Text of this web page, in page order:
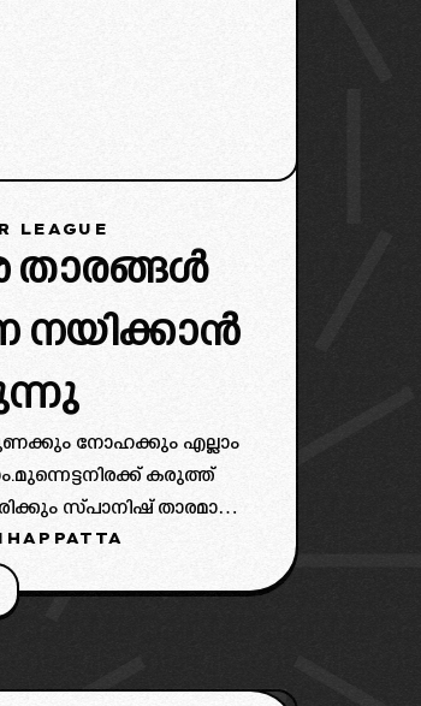
LEAGUE
താരങ്ങൾ
നയിക്കാൻ
ലുണക്കും നോഹക്കും എല്ലാം
കരുത്ത്
സ്പാനിഷ് താരമാണ്
കെവിൻ യോക്കും
ദേശീയ